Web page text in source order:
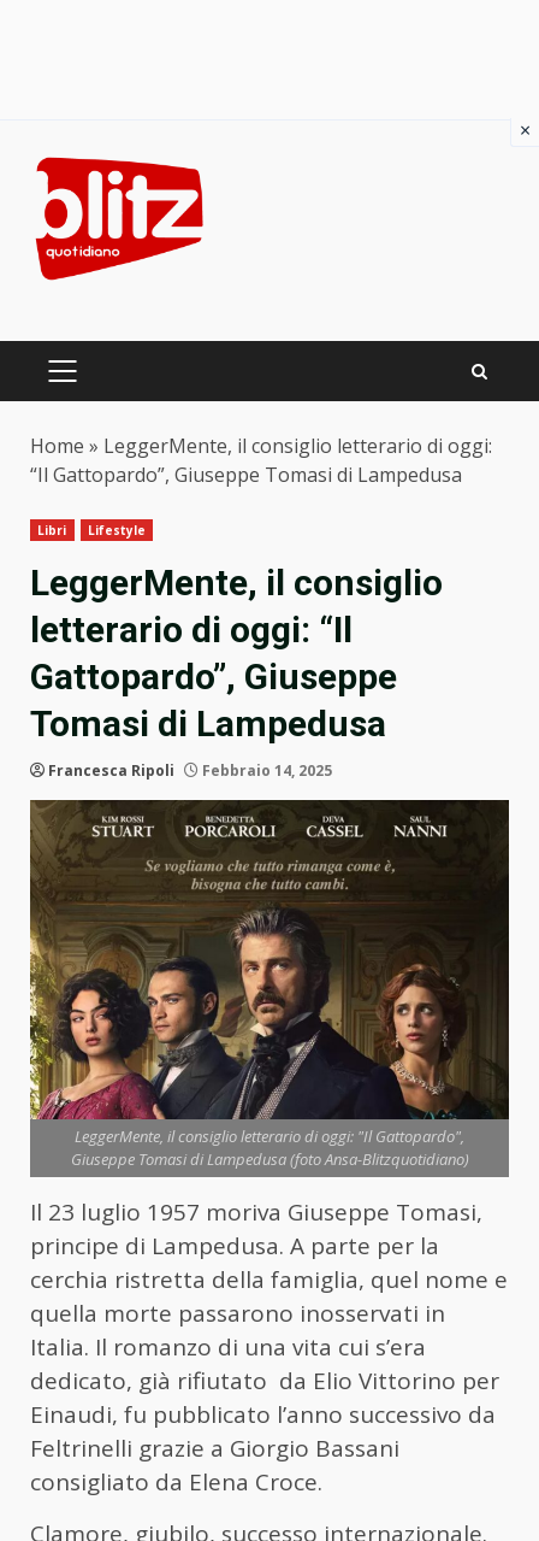
content
PRIMARY
Home » LeggerMente, il consiglio letterario di oggi:
“Il Gattopardo”, Giuseppe Tomasi di Lampedusa
Libri Lifestyle
LeggerMente, il consiglio
letterario di oggi: “Il
Gattopardo”, Giuseppe
Tomasi di Lampedusa
Francesca Ripoli Febbraio 14, 2025
LeggerMente, il consiglio letterario di oggi: "Il Gattopardo",
Giuseppe Tomasi di Lampedusa (foto Ansa-Blitzquotidiano)
Il 23 luglio 1957 moriva Giuseppe Tomasi,
principe di Lampedusa. A parte per la
cerchia ristretta della famiglia, quel nome e
quella morte passarono inosservati in
Italia. Il romanzo di una vita cui s’era
dedicato, già rifiutato da Elio Vittorino per
Einaudi, fu pubblicato l’anno successivo da
Feltrinelli grazie a Giorgio Bassani
consigliato da Elena Croce.
Clamore, giubilo, successo internazionale.
×